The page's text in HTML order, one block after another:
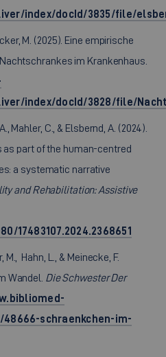
index/docId/3835/file/
M. (2025). Eine empirische
im Krankenhaus.
index/docId/3828/file/
Mahler, C., & Elsbernd, A. (2024).
as part of the human-centred
a systematic narrative
and Rehabilitation: Assistive
17483107.2024.2368651
Hahn, L., & Meinecke, F.
Wandel. Die Schwester Der
schraenkchen-im-